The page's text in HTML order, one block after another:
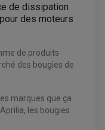
de dissipation
des moteurs
de produits
des bougies de
marques que ça
les bougies